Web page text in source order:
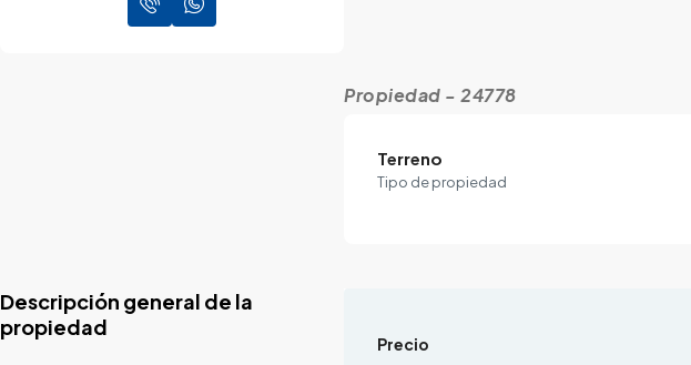
Propiedad - 24778
Terreno
Tipo de propiedad
Descripción general de la
propiedad
Precio